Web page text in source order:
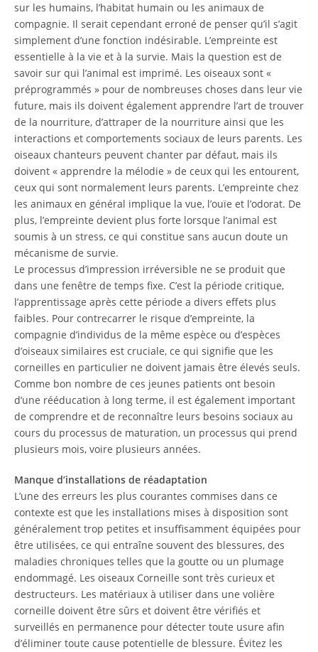
sur les humains, l’habitat humain ou les animaux de
compagnie. Il serait cependant erroné de penser qu’il s’agit
simplement d’une fonction indésirable. L’empreinte est
essentielle à la vie et à la survie. Mais la question est de
savoir sur qui l’animal est imprimé. Les oiseaux sont «
préprogrammés » pour de nombreuses choses dans leur vie
future, mais ils doivent également apprendre l’art de trouver
de la nourriture, d’attraper de la nourriture ainsi que les
interactions et comportements sociaux de leurs parents. Les
oiseaux chanteurs peuvent chanter par défaut, mais ils
doivent « apprendre la mélodie » de ceux qui les entourent,
ceux qui sont normalement leurs parents. L’empreinte chez
les animaux en général implique la vue, l’ouïe et l’odorat. De
plus, l’empreinte devient plus forte lorsque l’animal est
soumis à un stress, ce qui constitue sans aucun doute un
mécanisme de survie.
Le processus d’impression irréversible ne se produit que
dans une fenêtre de temps fixe. C’est la période critique,
l’apprentissage après cette période a divers effets plus
faibles. Pour contrecarrer le risque d’empreinte, la
compagnie d’individus de la même espèce ou d’espèces
d’oiseaux similaires est cruciale, ce qui signifie que les
corneilles en particulier ne doivent jamais être élevés seuls.
Comme bon nombre de ces jeunes patients ont besoin
d’une rééducation à long terme, il est également important
de comprendre et de reconnaître leurs besoins sociaux au
cours du processus de maturation, un processus qui prend
plusieurs mois, voire plusieurs années.
Manque d’installations de réadaptation
L’une des erreurs les plus courantes commises dans ce
contexte est que les installations mises à disposition sont
généralement trop petites et insuffisamment équipées pour
être utilisées, ce qui entraîne souvent des blessures, des
maladies chroniques telles que la goutte ou un plumage
endommagé. Les oiseaux Corneille sont très curieux et
destructeurs. Les matériaux à utiliser dans une volière
corneille doivent être sûrs et doivent être vérifiés et
surveillés en permanence pour détecter toute usure afin
d’éliminer toute cause potentielle de blessure. Évitez les